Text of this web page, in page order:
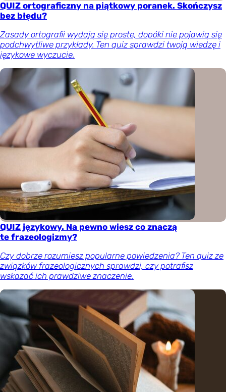
QUIZ ortograficzny na piątkowy poranek. Skończysz
bez błędu?
Zasady ortografii wydają się proste, dopóki nie pojawią się
podchwytliwe przykłady. Ten quiz sprawdzi twoją wiedzę i
językowe wyczucie.
QUIZ językowy. Na pewno wiesz co znaczą
te frazeologizmy?
Czy dobrze rozumiesz popularne powiedzenia? Ten quiz ze
związków frazeologicznych sprawdzi, czy potrafisz
wskazać ich prawdziwe znaczenie.